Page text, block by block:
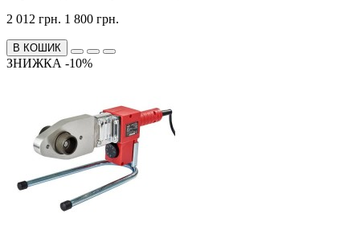
2 012 грн. 1 800 грн.
В КОШИК
ЗНИЖКА -10%